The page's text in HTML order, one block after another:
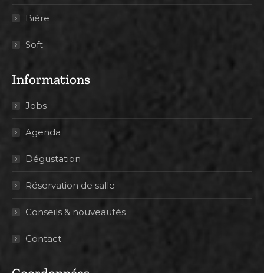
Bière
Soft
Informations
Jobs
Agenda
Dégustation
Réservation de salle
Conseils & nouveautés
Contact